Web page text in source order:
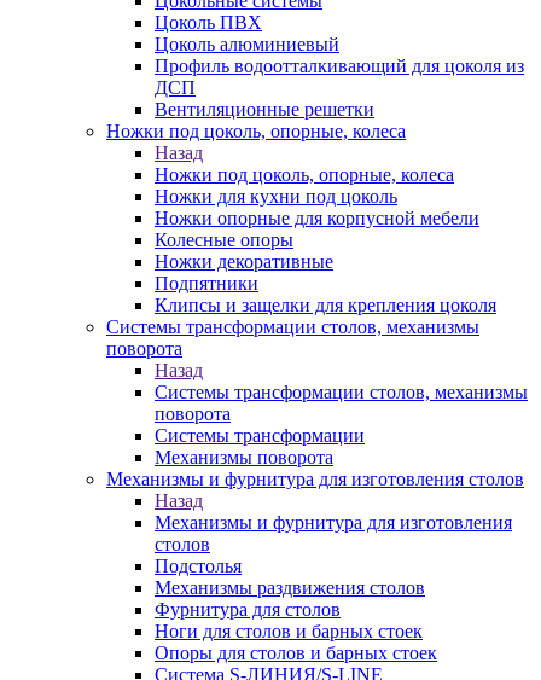
Цоколь ПВХ
Цоколь алюминиевый
Профиль водоотталкивающий для цоколя из
ДСП
Вентиляционные решетки
Ножки под цоколь, опорные, колеса
Назад
Ножки под цоколь, опорные, колеса
Ножки для кухни под цоколь
Ножки опорные для корпусной мебели
Колесные опоры
Ножки декоративные
Подпятники
Клипсы и защелки для крепления цоколя
Системы трансформации столов, механизмы
поворота
Назад
Системы трансформации столов, механизмы
поворота
Системы трансформации
Механизмы поворота
Механизмы и фурнитура для изготовления столов
Назад
Механизмы и фурнитура для изготовления
столов
Подстолья
Механизмы раздвижения столов
Фурнитура для столов
Ноги для столов и барных стоек
Опоры для столов и барных стоек
Система S-ЛИНИЯ/S-LINE